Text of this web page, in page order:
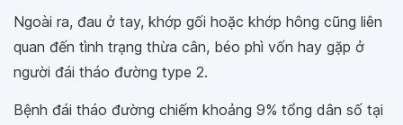
Ngoài ra, đau ở tay, khớp gối hoặc khớp hông cũng liên
quan đến tình trạng thừa cân, béo phì vốn hay gặp ở
người đái tháo đường type 2.
Bệnh đái tháo đường chiếm khoảng 9% tổng dân số tại